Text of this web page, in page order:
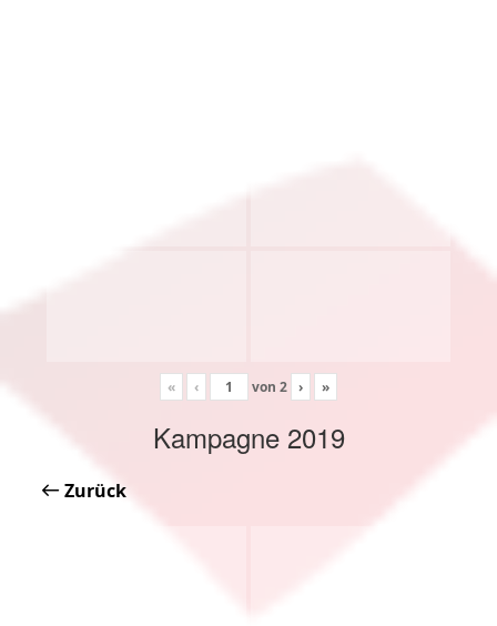
« ‹ von 2 › »
Kampagne 2019
Zurück